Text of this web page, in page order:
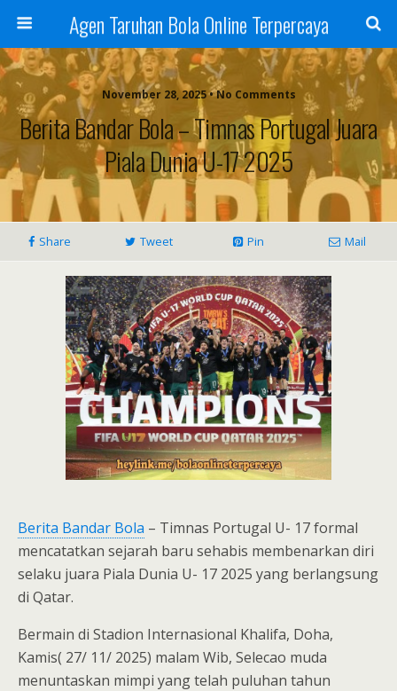
Agen Taruhan Bola Online Terpercaya
November 28, 2025 • No Comments
Berita Bandar Bola – Timnas Portugal Juara
Piala Dunia U-17 2025
Share Tweet Pin Mail
Berita Bandar Bola – Timnas Portugal U- 17 formal
mencatatkan sejarah baru sehabis membenarkan diri
selaku juara Piala Dunia U- 17 2025 yang berlangsung
di Qatar.
Bermain di Stadion Internasional Khalifa, Doha,
Kamis( 27/ 11/ 2025) malam Wib, Selecao muda
menuntaskan mimpi yang telah puluhan tahun